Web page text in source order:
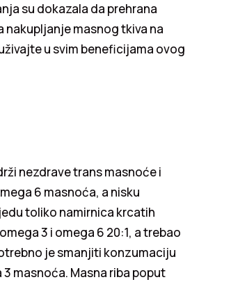
su dokazala da prehrana
masnog tkiva na
u svim beneficijama ovog
nezdrave trans masnoće i
6 masnoća, a nisku
toliko namirnica krcatih
3 i omega 6 20:1, a trebao
je smanjiti konzumaciju
masnoća. Masna riba poput